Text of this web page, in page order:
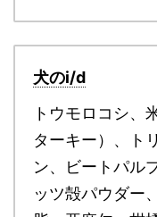
犬のi/d
トウモロコシ、
ターキー）、ト
ン、ビートパル
ッツ殻パウダー